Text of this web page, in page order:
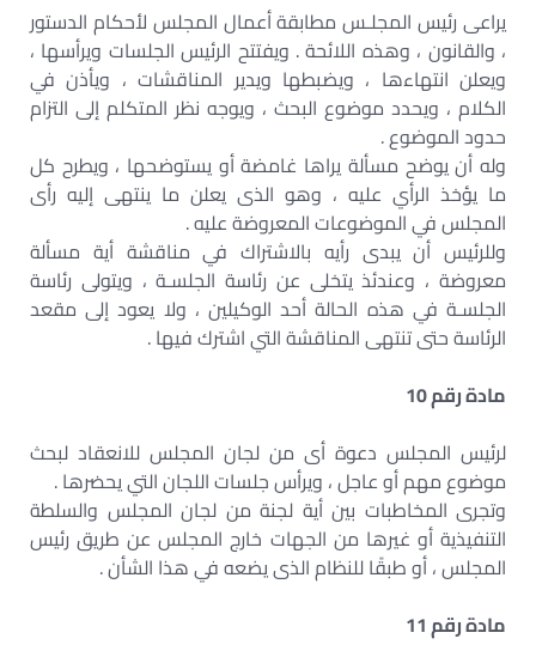
يراعى رئيس المجلـس مطابقة أعمال المجلس لأحكام الدستور
، والقانون ، وهذه اللائحة . ويفتتح الرئيس الجلسات ويرأسها ،
ويعلن انتهاءها ، ويضبطها ويدير المناقشات ، ويأذن في
الكلام ، ويحدد موضوع البحث ، ويوجه نظر المتكلم إلى التزام
حدود الموضوع .
وله أن يوضح مسألة يراها غامضة أو يستوضحها ، ويطرح كل
ما يؤخذ الرأي عليه ، وهو الذى يعلن ما ينتهى إليه رأى
المجلس في الموضوعات المعروضة عليه .
وللرئيس أن يبدى رأيه بالاشتراك في مناقشة أية مسألة
معروضة ، وعندئذ يتخلى عن رئاسة الجلسـة ، ويتولى رئاسة
الجلسـة في هذه الحالة أحد الوكيلين ، ولا يعود إلى مقعد
الرئاسة حتى تنتهى المناقشة التي اشترك فيها .
مادة رقم 10
لرئيس المجلس دعوة أى من لجان المجلس للانعقاد لبحث
موضوع مهم أو عاجل ، ويرأس جلسات اللجان التي يحضرها .
وتجرى المخاطبات بين أية لجنة من لجان المجلس والسلطة
التنفيذية أو غيرها من الجهات خارج المجلس عن طريق رئيس
المجلس ، أو طبقًا للنظام الذى يضعه في هذا الشأن .
مادة رقم 11